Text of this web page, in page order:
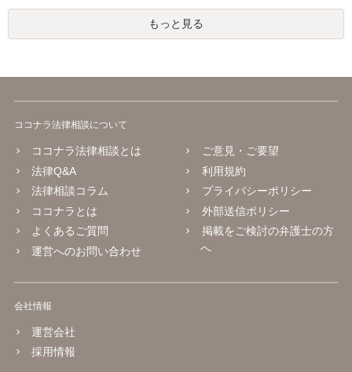
もっと見る
ココナラ法律相談について
ココナラ法律相談とは
法律Q&A
法律相談コラム
ココナラとは
よくあるご質問
運営へのお問い合わせ
ご意見・ご要望
利用規約
プライバシーポリシー
外部送信ポリシー
掲載をご検討の弁護士の方
へ
会社情報
運営会社
採用情報